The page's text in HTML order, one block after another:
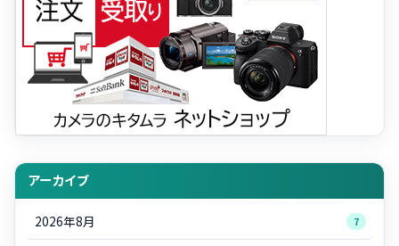
アーカイブ
2026年8月 7